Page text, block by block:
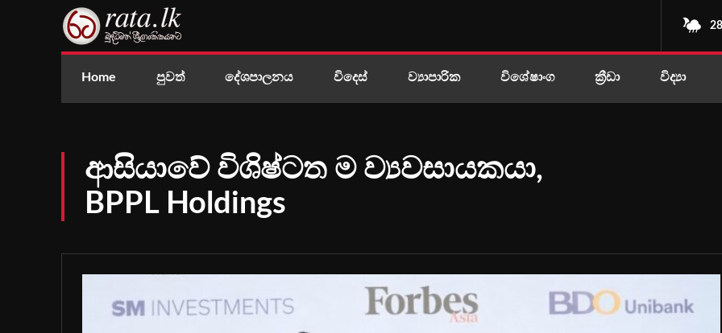
Home පුවත් දේශපාලනය විදෙස් ව්‍යාපාරික විශේෂාංග ක්‍රීඩා විද්‍යා
ආසියාවේ විශිෂ්ටත ම ව්‍යවසායකයා,
BPPL Holdings